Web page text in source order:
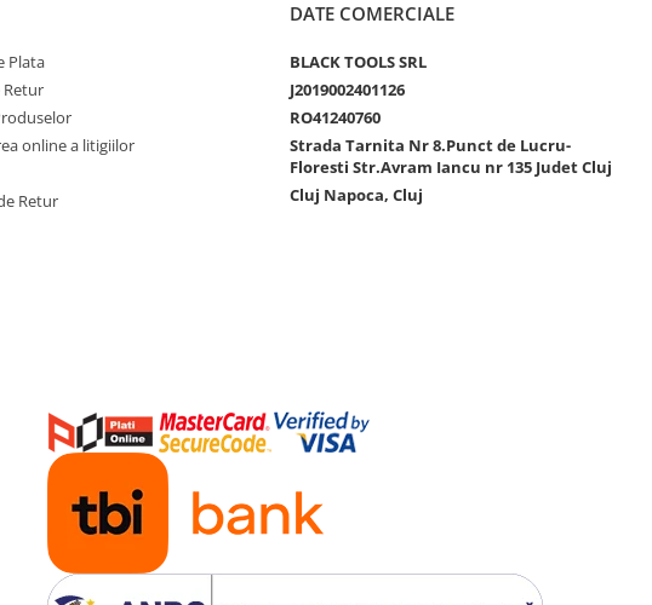
Plata
Retur
online a litigiilor
Retur
DATE COMERCIALE
BLACK TOOLS SRL
J2019002401126
RO41240760
Strada Tarnita Nr 8.Punct de Lucru-
Floresti Str.Avram Iancu nr 135 Judet Cluj
Cluj Napoca, Cluj